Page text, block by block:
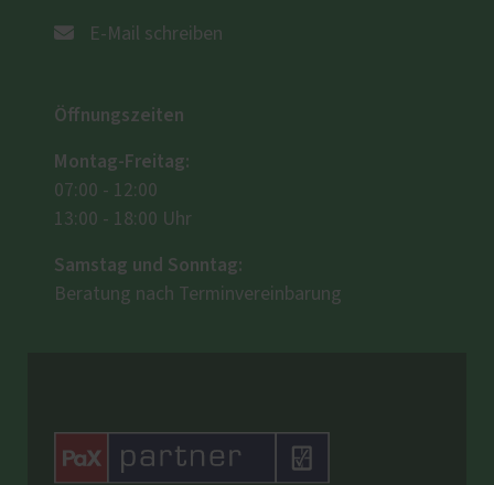
E-Mail schreiben
Öffnungszeiten
Montag-Freitag:
07:00 - 12:00
13:00 - 18:00 Uhr
Samstag und Sonntag:
Beratung nach Terminvereinbarung